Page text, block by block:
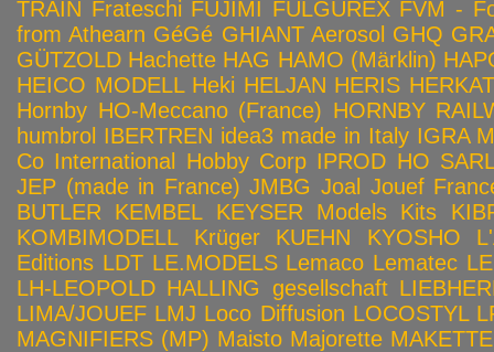
TRAIN Frateschi FUJIMI FULGUREX FVM -
from Athearn GéGé GHIANT Aerosol GHQ
GÜTZOLD Hachette HAG HAMO (Märklin)
HEICO MODELL Heki HELJAN HERIS HERKAT
Hornby HO-Meccano (France) HORNBY
humbrol IBERTREN idea3 made in Italy IGRA
Co International Hobby Corp IPROD HO
JEP (made in France) JMBG Joal Jouef
BUTLER
KEMBEL KEYSER Models Kits
KOMBIMODELL
Krüger KUEHN KYOSHO
Editions LDT LE.MODELS Lemaco Lematec
LH-LEOPOLD HALLING gesellschaft
LIMA/JOUEF LMJ Loco Diffusion LOCOSTYL
MAGNIFIERS (MP) Maisto Majorette MAKETTE